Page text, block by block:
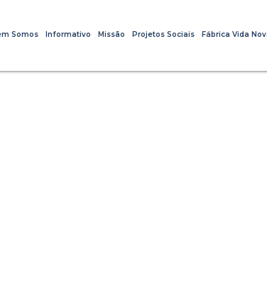
Somos Informativo Missão Projetos Sociais Fábrica Vida